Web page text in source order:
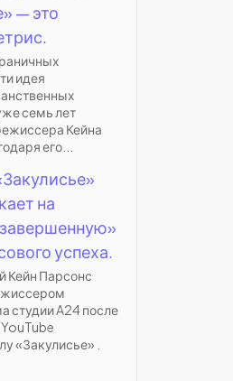
— это
идея
семь лет
Кейна
его...
на
успеха.
Парсонс
студии A24 после
«Закулисье» .